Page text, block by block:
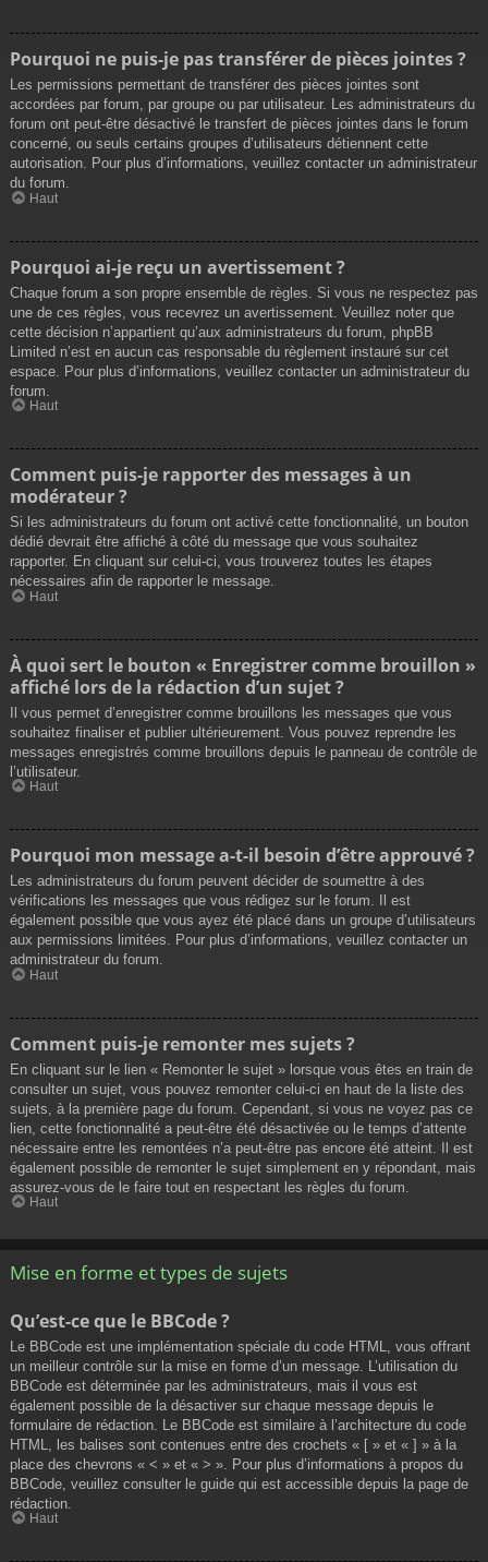
Pourquoi ne puis-je pas transférer de pièces jointes ?
Les permissions permettant de transférer des pièces jointes sont
accordées par forum, par groupe ou par utilisateur. Les administrateurs du
forum ont peut-être désactivé le transfert de pièces jointes dans le forum
concerné, ou seuls certains groupes d’utilisateurs détiennent cette
autorisation. Pour plus d’informations, veuillez contacter un administrateur
du forum.
Haut
Pourquoi ai-je reçu un avertissement ?
Chaque forum a son propre ensemble de règles. Si vous ne respectez pas
une de ces règles, vous recevrez un avertissement. Veuillez noter que
cette décision n’appartient qu’aux administrateurs du forum, phpBB
Limited n’est en aucun cas responsable du règlement instauré sur cet
espace. Pour plus d’informations, veuillez contacter un administrateur du
forum.
Haut
Comment puis-je rapporter des messages à un
modérateur ?
Si les administrateurs du forum ont activé cette fonctionnalité, un bouton
dédié devrait être affiché à côté du message que vous souhaitez
rapporter. En cliquant sur celui-ci, vous trouverez toutes les étapes
nécessaires afin de rapporter le message.
Haut
À quoi sert le bouton « Enregistrer comme brouillon »
affiché lors de la rédaction d’un sujet ?
Il vous permet d’enregistrer comme brouillons les messages que vous
souhaitez finaliser et publier ultérieurement. Vous pouvez reprendre les
messages enregistrés comme brouillons depuis le panneau de contrôle de
l’utilisateur.
Haut
Pourquoi mon message a-t-il besoin d’être approuvé ?
Les administrateurs du forum peuvent décider de soumettre à des
vérifications les messages que vous rédigez sur le forum. Il est
également possible que vous ayez été placé dans un groupe d’utilisateurs
aux permissions limitées. Pour plus d’informations, veuillez contacter un
administrateur du forum.
Haut
Comment puis-je remonter mes sujets ?
En cliquant sur le lien « Remonter le sujet » lorsque vous êtes en train de
consulter un sujet, vous pouvez remonter celui-ci en haut de la liste des
sujets, à la première page du forum. Cependant, si vous ne voyez pas ce
lien, cette fonctionnalité a peut-être été désactivée ou le temps d’attente
nécessaire entre les remontées n’a peut-être pas encore été atteint. Il est
également possible de remonter le sujet simplement en y répondant, mais
assurez-vous de le faire tout en respectant les règles du forum.
Haut
Mise en forme et types de sujets
Qu’est-ce que le BBCode ?
Le BBCode est une implémentation spéciale du code HTML, vous offrant
un meilleur contrôle sur la mise en forme d’un message. L’utilisation du
BBCode est déterminée par les administrateurs, mais il vous est
également possible de la désactiver sur chaque message depuis le
formulaire de rédaction. Le BBCode est similaire à l’architecture du code
HTML, les balises sont contenues entre des crochets « [ » et « ] » à la
place des chevrons « < » et « > ». Pour plus d’informations à propos du
BBCode, veuillez consulter le guide qui est accessible depuis la page de
rédaction.
Haut